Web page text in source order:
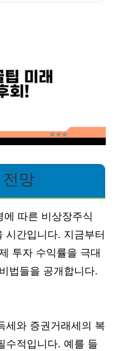
망
에 따른 비상장주식
시간입니다. 지금부터
투자 수익률을 극대
법들을 공개합니다.
세와 증권거래세의 복
수적입니다. 예를 들